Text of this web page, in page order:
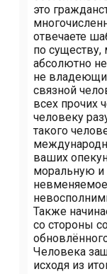
это
отвечаете
по
абсолютно
не
связной
всех прочих
человеку
такого
ваших
моральную и
Также
со стороны
Человека
исходя из